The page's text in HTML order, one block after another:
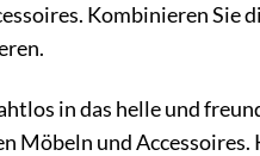
Kombinieren
in das helle und
Möbeln und